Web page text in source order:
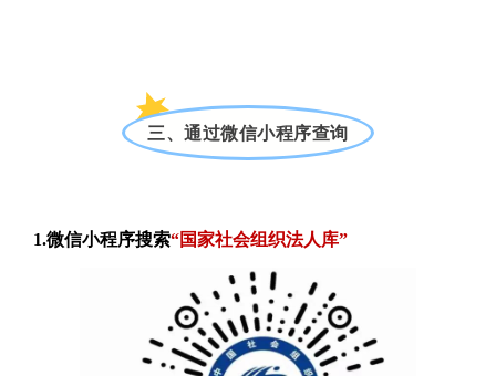
三、通过微信小程序查询
1.微信小程序搜索“国家社会组织法人库”